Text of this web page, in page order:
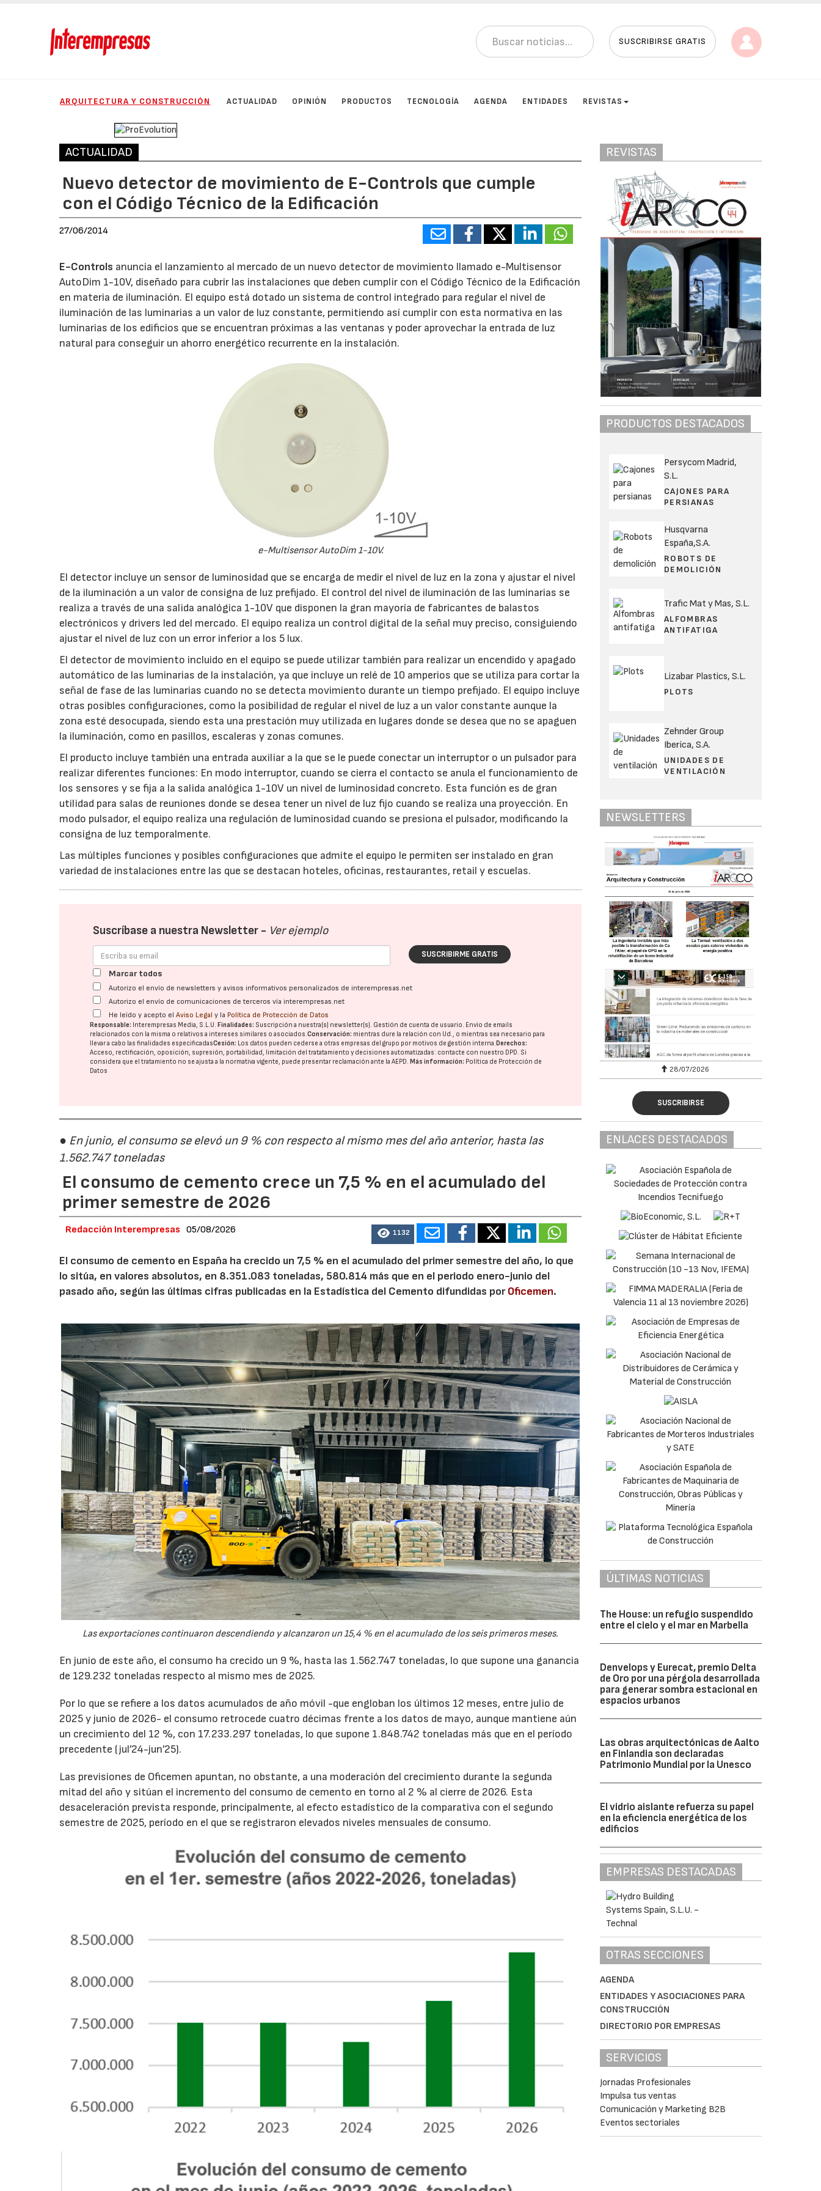
SUSCRIBIRSE GRATIS
ARQUITECTURA Y CONSTRUCCIÓN ACTUALIDAD OPINIÓN PRODUCTOS TECNOLOGÍA AGENDA ENTIDADES REVISTAS
ACTUALIDAD
Nuevo detector de movimiento de E-Controls que cumple
con el Código Técnico de la Edificación
27/06/2014
E-Controls anuncia el lanzamiento al mercado de un nuevo detector de movimiento llamado e-Multisensor
AutoDim 1-10V, diseñado para cubrir las instalaciones que deben cumplir con el Código Técnico de la Edificación
en materia de iluminación. El equipo está dotado un sistema de control integrado para regular el nivel de
iluminación de las luminarias a un valor de luz constante, permitiendo así cumplir con esta normativa en las
luminarias de los edificios que se encuentran próximas a las ventanas y poder aprovechar la entrada de luz
natural para conseguir un ahorro energético recurrente en la instalación.
e-Multisensor AutoDim 1-10V.
El detector incluye un sensor de luminosidad que se encarga de medir el nivel de luz en la zona y ajustar el nivel
de la iluminación a un valor de consigna de luz prefijado. El control del nivel de iluminación de las luminarias se
realiza a través de una salida analógica 1-10V que disponen la gran mayoría de fabricantes de balastos
electrónicos y drivers led del mercado. El equipo realiza un control digital de la señal muy preciso, consiguiendo
ajustar el nivel de luz con un error inferior a los 5 lux.
El detector de movimiento incluido en el equipo se puede utilizar también para realizar un encendido y apagado
automático de las luminarias de la instalación, ya que incluye un relé de 10 amperios que se utiliza para cortar la
señal de fase de las luminarias cuando no se detecta movimiento durante un tiempo prefijado. El equipo incluye
otras posibles configuraciones, como la posibilidad de regular el nivel de luz a un valor constante aunque la
zona esté desocupada, siendo esta una prestación muy utilizada en lugares donde se desea que no se apaguen
la iluminación, como en pasillos, escaleras y zonas comunes.
El producto incluye también una entrada auxiliar a la que se le puede conectar un interruptor o un pulsador para
realizar diferentes funciones: En modo interruptor, cuando se cierra el contacto se anula el funcionamiento de
los sensores y se fija a la salida analógica 1-10V un nivel de luminosidad concreto. Esta función es de gran
utilidad para salas de reuniones donde se desea tener un nivel de luz fijo cuando se realiza una proyección. En
modo pulsador, el equipo realiza una regulación de luminosidad cuando se presiona el pulsador, modificando la
consigna de luz temporalmente.
Las múltiples funciones y posibles configuraciones que admite el equipo le permiten ser instalado en gran
variedad de instalaciones entre las que se destacan hoteles, oficinas, restaurantes, retail y escuelas.
Suscríbase a nuestra Newsletter - Ver ejemplo
SUSCRIBIRME GRATIS
Marcar todos
Autorizo el envío de newsletters y avisos informativos personalizados de interempresas.net
Autorizo el envío de comunicaciones de terceros vía interempresas.net
He leído y acepto elAviso Legal y la Política de Protección de Datos
Responsable: Interempresas Media, S.L.U. Finalidades: Suscripción a nuestra(s) newsletter(s). Gestión de cuenta de usuario. Envío de emails
relacionados con la misma o relativos a intereses similares o asociados.Conservación: mientras dure la relación con Ud., o mientras sea necesario para
llevar a cabo las finalidades especificadasCesión: Los datos pueden cederse a otras empresas del grupo por motivos de gestión interna. Derechos:
Acceso, rectificación, oposición, supresión, portabilidad, limitación del tratatamiento y decisiones automatizadas: contacte con nuestro DPD. Si
considera que el tratamiento no se ajusta a la normativa vigente, puede presentar reclamación ante laAEPD. Más información: Política de Protección de
Datos
● En junio, el consumo se elevó un 9 % con respecto al mismo mes del año anterior, hasta las
1.562.747 toneladas
El consumo de cemento crece un 7,5 % en el acumulado del
primer semestre de 2026
Redacción Interempresas 05/08/2026 1132
El consumo de cemento en España ha crecido un 7,5 % en el acumulado del primer semestre del año, lo que
lo sitúa, en valores absolutos, en 8.351.083 toneladas, 580.814 más que en el periodo enero-junio del
pasado año, según las últimas cifras publicadas en la Estadística del Cemento difundidas porOficemen.
Las exportaciones continuaron descendiendo y alcanzaron un 15,4 % en el acumulado de los seis primeros meses.
En junio de este año, el consumo ha crecido un 9 %, hasta las 1.562.747 toneladas, lo que supone una ganancia
de 129.232 toneladas respecto al mismo mes de 2025.
Por lo que se refiere a los datos acumulados de año móvil -que engloban los últimos 12 meses, entre julio de
2025 y junio de 2026- el consumo retrocede cuatro décimas frente a los datos de mayo, aunque mantiene aún
un crecimiento del 12 %, con 17.233.297 toneladas, lo que supone 1.848.742 toneladas más que en el período
precedente (jul’24-jun’25).
Las previsiones de Oficemen apuntan, no obstante, a una moderación del crecimiento durante la segunda
mitad del año y sitúan el incremento del consumo de cemento en torno al 2 % al cierre de 2026. Esta
desaceleración prevista responde, principalmente, al efecto estadístico de la comparativa con el segundo
semestre de 2025, período en el que se registraron elevados niveles mensuales de consumo.
REVISTAS
PRODUCTOS DESTACADOS
Persycom Madrid,
S.L.
CAJONES PARA
PERSIANAS
Husqvarna
España,S.A.
ROBOTS DE
DEMOLICIÓN
Trafic Mat y Mas, S.L.
ALFOMBRAS
ANTIFATIGA
Lizabar Plastics, S.L.
PLOTS
Zehnder Group
Iberica, S.A.
UNIDADES DE
VENTILACIÓN
NEWSLETTERS
28/07/2026
SUSCRIBIRSE
ENLACES DESTACADOS
ÚLTIMAS NOTICIAS
The House: un refugio suspendido
entre el cielo y el mar en Marbella
Denvelops y Eurecat, premio Delta
de Oro por una pérgola desarrollada
para generar sombra estacional en
espacios urbanos
Las obras arquitectónicas de Aalto
en Finlandia son declaradas
Patrimonio Mundial por la Unesco
El vidrio aislante refuerza su papel
en la eficiencia energética de los
edificios
EMPRESAS DESTACADAS
OTRAS SECCIONES
AGENDA
ENTIDADES Y ASOCIACIONES PARA
CONSTRUCCIÓN
DIRECTORIO POR EMPRESAS
SERVICIOS
Jornadas Profesionales
Impulsa tus ventas
Comunicación y Marketing B2B
Eventos sectoriales